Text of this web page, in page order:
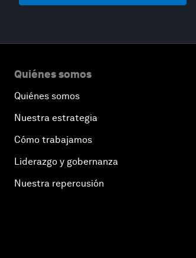
Quiénes somos
Quiénes somos
Nuestra estrategia
Cómo trabajamos
Liderazgo y gobernanza
Nuestra repercusión